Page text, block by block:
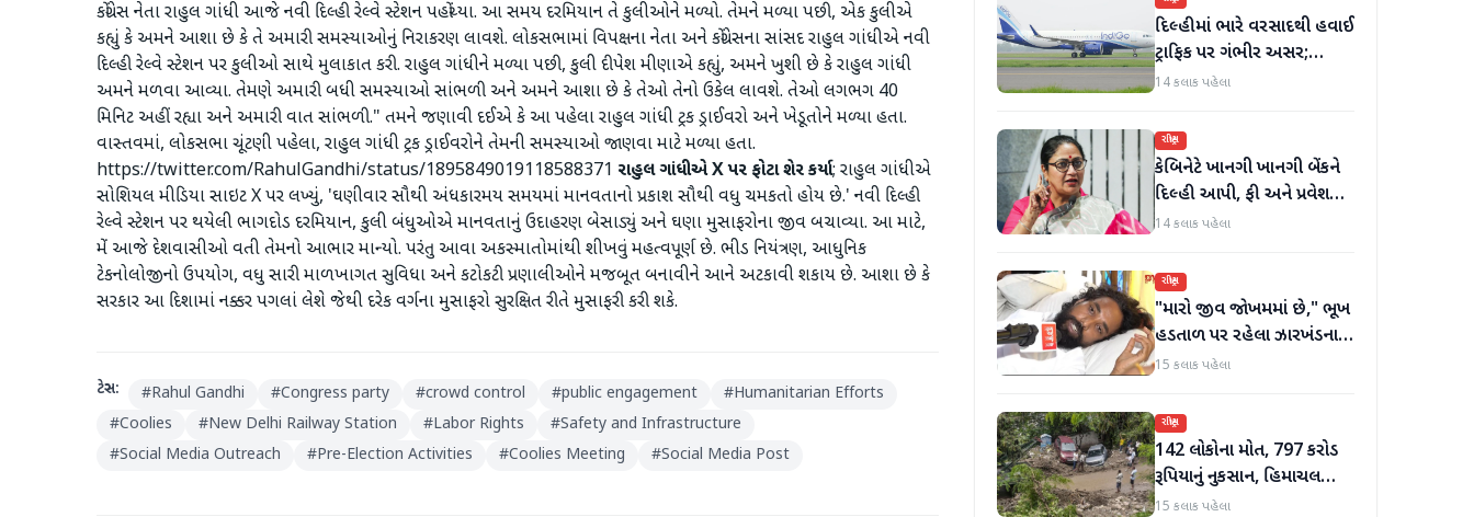
કોંગ્રેસ નેતા રાહુલ ગાંધી આજે નવી દિલ્હી રેલ્વે સ્ટેશન પહોંચ્યા. આ સમય દરમિયાન તે કુલીઓને મળ્યો. તેમને મળ્યા પછી, એક કુલીએ
કહ્યું કે અમને આશા છે કે તે અમારી સમસ્યાઓનું નિરાકરણ લાવશે. લોકસભામાં વિપક્ષના નેતા અને કોંગ્રેસના સાંસદ રાહુલ ગાંધીએ ​​નવી
દિલ્હી રેલ્વે સ્ટેશન પર કુલીઓ સાથે મુલાકાત કરી. રાહુલ ગાંધીને મળ્યા પછી, કુલી દીપેશ મીણાએ કહ્યું, અમને ખુશી છે કે રાહુલ ગાંધી
અમને મળવા આવ્યા. તેમણે અમારી બધી સમસ્યાઓ સાંભળી અને અમને આશા છે કે તેઓ તેનો ઉકેલ લાવશે. તેઓ લગભગ 40
મિનિટ અહીં રહ્યા અને અમારી વાત સાંભળી." તમને જણાવી દઈએ કે આ પહેલા રાહુલ ગાંધી ટ્રક ડ્રાઈવરો અને ખેડૂતોને મળ્યા હતા.
વાસ્તવમાં, લોકસભા ચૂંટણી પહેલા, રાહુલ ગાંધી ટ્રક ડ્રાઈવરોને તેમની સમસ્યાઓ જાણવા માટે મળ્યા હતા.
https://twitter.com/RahulGandhi/status/1895849019118588371 રાહુલગાંધીએXપર ફોટાશેરકર્યા; રાહુલ ગાંધીએ
સોશિયલ મીડિયા સાઇટ X પર લખ્યું, 'ઘણીવાર સૌથી અંધકારમય સમયમાં માનવતાનો પ્રકાશ સૌથી વધુ ચમકતો હોય છે.' નવી દિલ્હી
રેલ્વે સ્ટેશન પર થયેલી ભાગદોડ દરમિયાન, કુલી બંધુઓએ માનવતાનું ઉદાહરણ બેસાડ્યું અને ઘણા મુસાફરોના જીવ બચાવ્યા. આ માટે,
મેં આજે દેશવાસીઓ વતી તેમનો આભાર માન્યો. પરંતુ આવા અકસ્માતોમાંથી શીખવું મહત્વપૂર્ણ છે. ભીડ નિયંત્રણ, આધુનિક
ટેકનોલોજીનો ઉપયોગ, વધુ સારી માળખાગત સુવિધા અને કટોકટી પ્રણાલીઓને મજબૂત બનાવીને આને અટકાવી શકાય છે. આશા છે કે
સરકાર આ દિશામાં નક્કર પગલાં લેશે જેથી દરેક વર્ગના મુસાફરો સુરક્ષિત રીતે મુસાફરી કરી શકે.
ટેગ્સ: #Rahul Gandhi #Congress party #crowd control #public engagement #Humanitarian Efforts
#Coolies #New Delhi Railway Station #Labor Rights #Safety and Infrastructure
#Social Media Outreach #Pre-Election Activities #Coolies Meeting #Social Media Post
દિલ્હીમાં ભારે વરસાદથી હવાઈ
ટ્રાફિક પર ગંભીર અસર;
ઈન્ડિગોએ મુસાફરો માટે
14 કલાક પહેલા
રાષ્ટ્રીય
કેબિનેટે ખાનગી ખાનગી બેંકને
દિલ્હી આપી, ફી અને પ્રવેશ
માટે નવા નિયમો વિશે જાણો
14 કલાક પહેલા
રાષ્ટ્રીય
"મારો જીવ જોખમમાં છે," ભૂખ
હડતાળ પર રહેલા ઝારખંડના
વિદ્યાર્થી નેતા દેવેન્દ્ર નાથ
15 કલાક પહેલા
રાષ્ટ્રીય
142 લોકોના મોત, 797 કરોડ
રૂપિયાનું નુકસાન, હિમાચલ
પ્રદેશમાં ભારે ચોમાસાનો સામનો
15 કલાક પહેલા